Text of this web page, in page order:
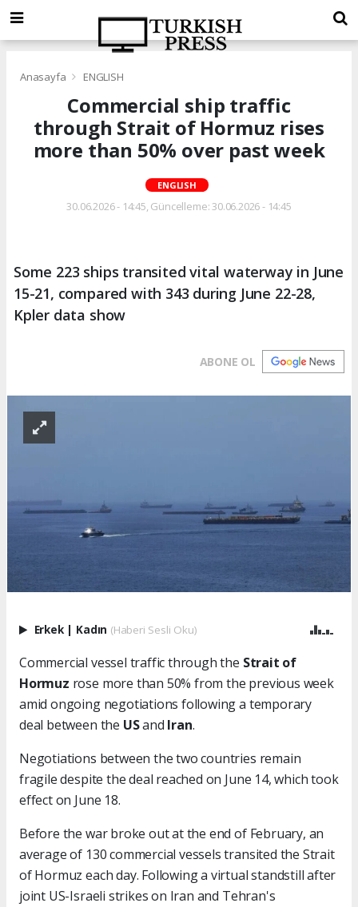
Anasayfa ENGLISH
Commercial ship traffic
through Strait of Hormuz rises
more than 50% over past week
ENGLISH
30.06.2026 - 14:45, Güncelleme: 30.06.2026 - 14:45
Some 223 ships transited vital waterway in June
15-21, compared with 343 during June 22-28,
Kpler data show
ABONE OL
Erkek | Kadın (Haberi Sesli Oku)
Commercial vessel traffic through the Strait of
Hormuz rose more than 50% from the previous week
amid ongoing negotiations following a temporary
deal between the USand Iran.
Negotiations between the two countries remain
fragile despite the deal reached on June 14, which took
effect on June 18.
Before the war broke out at the end of February, an
average of 130 commercial vessels transited the Strait
of Hormuz each day. Following a virtual standstill after
joint US-Israeli strikes on Iran and Tehran's